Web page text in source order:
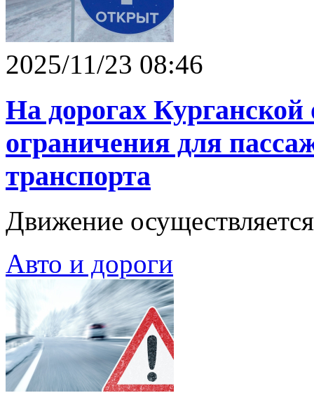
2025/11/23 08:46
На дорогах
ограничения для
транспорта
Движение
Авто и дороги